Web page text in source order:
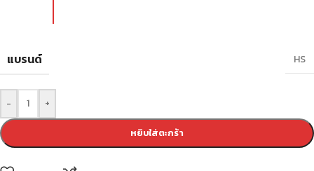
แบรนด์ HS
- +
หยิบใส่ตะกร้า